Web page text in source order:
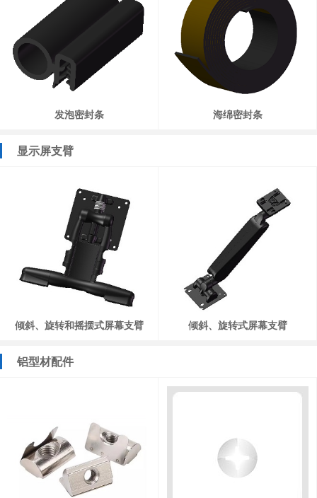
发泡密封条 海绵密封条
显示屏支臂
倾斜、旋转和摇摆式屏幕支臂 倾斜、旋转式屏幕支臂
铝型材配件